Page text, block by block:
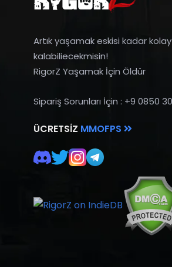
Artık yaşamak eskisi kadar
kalabiliecekmisin!
RigorZ Yaşamak İçin Öldür
Sipariş Sorunları İçin : +9 0850
ÜCRETSIZ MMOFPS